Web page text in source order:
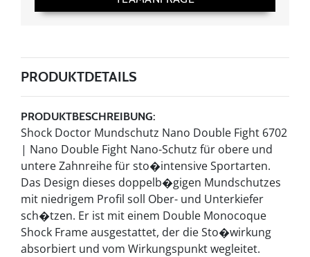
PRODUKTDETAILS
PRODUKTBESCHREIBUNG:
Shock Doctor Mundschutz Nano Double Fight 6702
| Nano Double Fight Nano-Schutz für obere und
untere Zahnreihe für sto�intensive Sportarten.
Das Design dieses doppelb�gigen Mundschutzes
mit niedrigem Profil soll Ober- und Unterkiefer
sch�tzen. Er ist mit einem Double Monocoque
Shock Frame ausgestattet, der die Sto�wirkung
absorbiert und vom Wirkungspunkt wegleitet.